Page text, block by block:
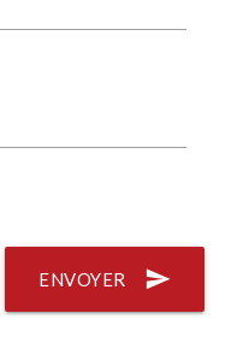
send
ENVOYER